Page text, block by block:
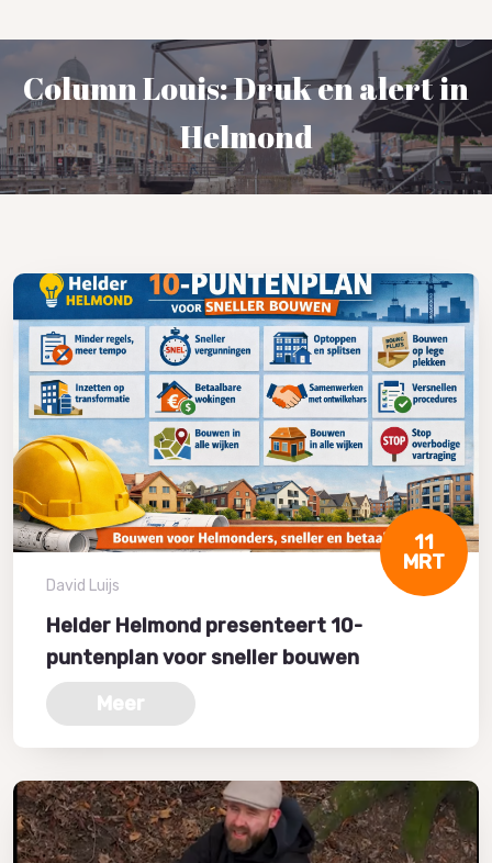
Column Louis: Druk en alert in
Helmond
11
MRT
David Luijs
Helder Helmond presenteert 10-
puntenplan voor sneller bouwen
Meer